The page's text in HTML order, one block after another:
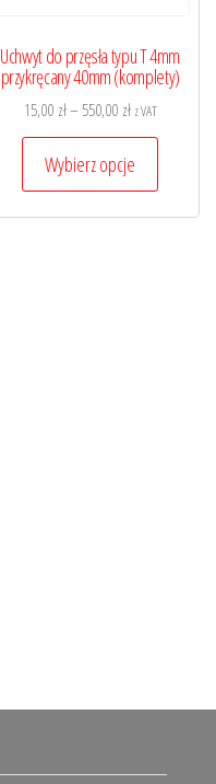
Uchwyt do przęsła typu T 4mm
przykręcany 40mm (komplety)
15,00 zł– 550,00 złZakres
cen:
od
15,00 zł
do
z VAT
Wybierz opcje
Ten